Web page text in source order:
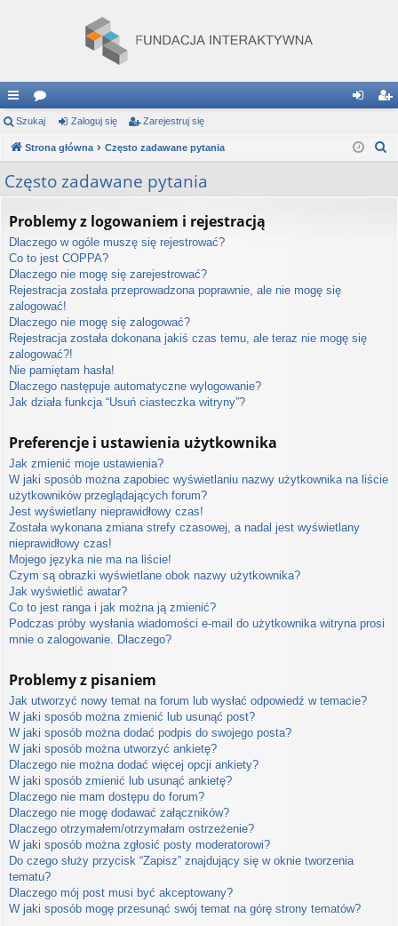
ię
ce
j
or
a og ej
Szukaj Zaloguj się Zarejestruj się
Strona główna Często zadawane pytania
Często zadawane pytania
Problemy z logowaniem i rejestracją
Dlaczego w ogóle muszę się rejestrować?
Co to jest COPPA?
Dlaczego nie mogę się zarejestrować?
Rejestracja została przeprowadzona poprawnie, ale nie mogę się
zalogować!
Dlaczego nie mogę się zalogować?
Rejestracja została dokonana jakiś czas temu, ale teraz nie mogę się
zalogować?!
Nie pamiętam hasła!
Dlaczego następuje automatyczne wylogowanie?
Jak działa funkcja “Usuń ciasteczka witryny”?
Preferencje i ustawienia użytkownika
Jak zmienić moje ustawienia?
W jaki sposób można zapobiec wyświetlaniu nazwy użytkownika na liście
użytkowników przeglądających forum?
Jest wyświetlany nieprawidłowy czas!
Została wykonana zmiana strefy czasowej, a nadal jest wyświetlany
nieprawidłowy czas!
Mojego języka nie ma na liście!
Czym są obrazki wyświetlane obok nazwy użytkownika?
Jak wyświetlić awatar?
Co to jest ranga i jak można ją zmienić?
Podczas próby wysłania wiadomości e-mail do użytkownika witryna prosi
mnie o zalogowanie. Dlaczego?
Problemy z pisaniem
Jak utworzyć nowy temat na forum lub wysłać odpowiedź w temacie?
W jaki sposób można zmienić lub usunąć post?
W jaki sposób można dodać podpis do swojego posta?
W jaki sposób można utworzyć ankietę?
Dlaczego nie można dodać więcej opcji ankiety?
W jaki sposób zmienić lub usunąć ankietę?
Dlaczego nie mam dostępu do forum?
Dlaczego nie mogę dodawać załączników?
Dlaczego otrzymałem/otrzymałam ostrzeżenie?
W jaki sposób można zgłosić posty moderatorowi?
Do czego służy przycisk “Zapisz” znajdujący się w oknie tworzenia
tematu?
Dlaczego mój post musi być akceptowany?
W jaki sposób mogę przesunąć swój temat na górę strony tematów?